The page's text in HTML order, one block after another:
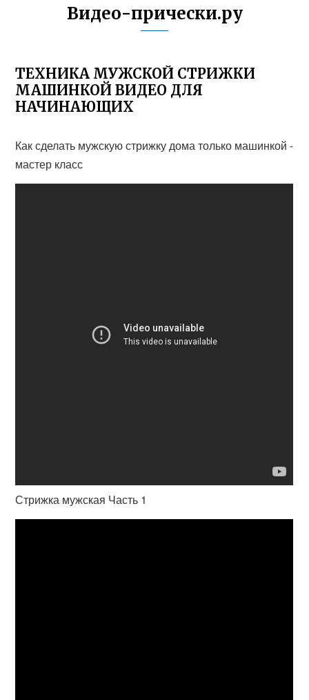
Видео-прически.ру
ТЕХНИКА МУЖСКОЙ СТРИЖКИ
МАШИНКОЙ ВИДЕО ДЛЯ
НАЧИНАЮЩИХ
Как сделать мужскую стрижку дома только машинкой -
мастер класс
Стрижка мужская Часть 1